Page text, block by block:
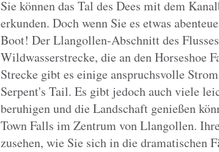
Sie können das Tal des Dees mit dem
erkunden. Doch wenn Sie es etwas
Boot! Der Llangollen-Abschnitt des
Wildwasserstrecke, die an den Horseshoe
Strecke gibt es einige anspruchsvolle
Serpent's Tail. Es gibt jedoch auch viele
beruhigen und die Landschaft genießen
Town Falls im Zentrum von Llangollen.
zusehen, wie Sie sich in die dramatischen